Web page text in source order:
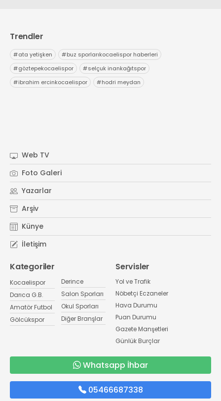
Trendler
#ata yetişken #buz sporlarıkocaelispor haberleri
#göztepekocaelispor #selçuk inankağıtspor
#ibrahim ercinkocaelispor #hodri meydan
Web TV
Foto Galeri
Yazarlar
Arşiv
Künye
İletişim
Kategoriler
Kocaelispor
Darıca G.B.
Amatör Futbol
Gölcükspor
Derince
Salon Sporları
Okul Sporları
Diğer Branşlar
Servisler
Yol ve Trafik
Nöbetçi Eczaneler
Hava Durumu
Puan Durumu
Gazete Manşetleri
Günlük Burçlar
Whatsapp İhbar
05466687338